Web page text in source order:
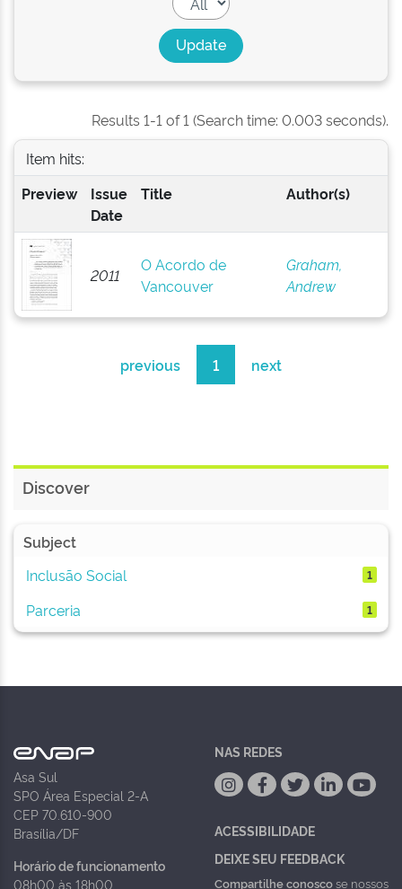
Results 1-1 of 1 (Search time: 0.003 seconds).
Item hits:
Preview
Issue
Date
Title Author(s)
2011
O Acordo de
Vancouver
Graham,
Andrew
previous 1 next
Discover
Subject
Inclusão Social
1
Parceria 1
Asa Sul
SPO Área Especial 2-A
CEP 70.610-900
Brasília/DF
Horário de funcionamento
08h00 às 18h00
NAS REDES
ACESSIBILIDADE
DEIXE SEU FEEDBACK
Compartilhe conoscose nossos